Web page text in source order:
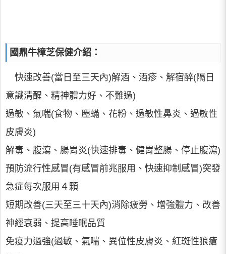
國鼎牛樟芝保健介紹：
快速改善(當日至三天內)解酒、酒疹、解宿醉(隔日
意識清醒、精神體力好、不難過)
過敏、氣喘(食物、塵蟎、花粉、過敏性鼻炎、過敏性
皮膚炎)
解毒、腹瀉、腸胃炎(快速排毒、健胃整腸、停止腹瀉)
預防流行性感冒(有感冒前兆服用、快速抑制感冒)突發
急症每次服用４顆
短期改善(三天至三十天內)消除疲勞、增強體力、改善
神經衰弱、提高睡眠品質
免疫力過強(過敏、氣喘、異位性皮膚炎、紅斑性狼瘡